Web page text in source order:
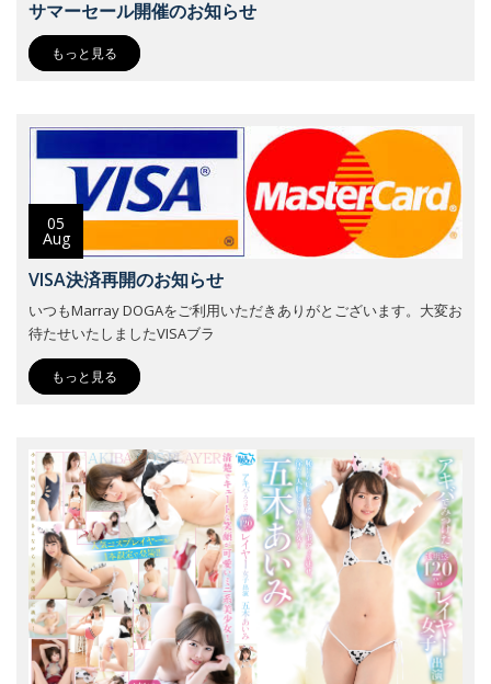
サマーセール開催のお知らせ
もっと見る
05
Aug
VISA決済再開のお知らせ
いつもMarray DOGAをご利用いただきありがとございます。大変お
待たせいたしましたVISAブラ
もっと見る